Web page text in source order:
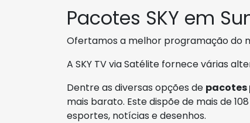
Pacotes SKY em
Ofertamos a melhor programação do
A SKY TV via Satélite fornece várias
Dentre as diversas opções de pacotes
mais barato. Este dispõe de mais de
esportes, notícias e desenhos.